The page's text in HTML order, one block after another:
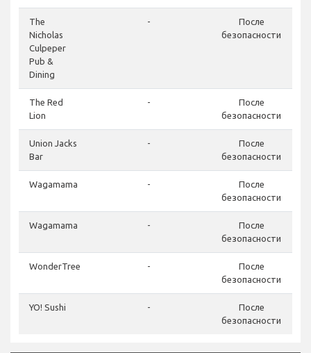
The
Nicholas
Culpeper
Pub &
Dining
-
После
безопасности
The Red
Lion
-
После
безопасности
Union Jacks
Bar
-
После
безопасности
Wagamama -
После
безопасности
Wagamama -
После
безопасности
WonderTree -
После
безопасности
YO! Sushi -
После
безопасности